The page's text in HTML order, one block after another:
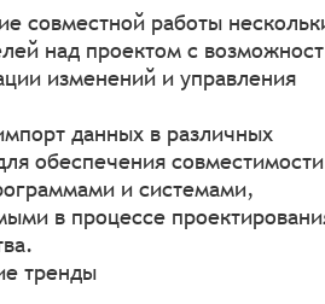
совместной работы
над проектом с
изменений и управления
данных в различных
обеспечения
и системами,
в процессе
тренды